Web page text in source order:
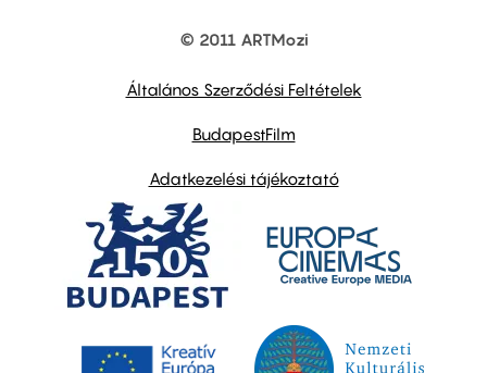
© 2011 ARTMozi
Általános Szerződési Feltételek
BudapestFilm
Adatkezelési tájékoztató